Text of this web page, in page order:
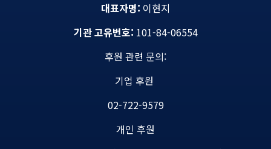
대표자명: 이현지
기관 고유번호: 101-84-06554
후원 관련 문의:
기업 후원
02-722-9579
개인 후원